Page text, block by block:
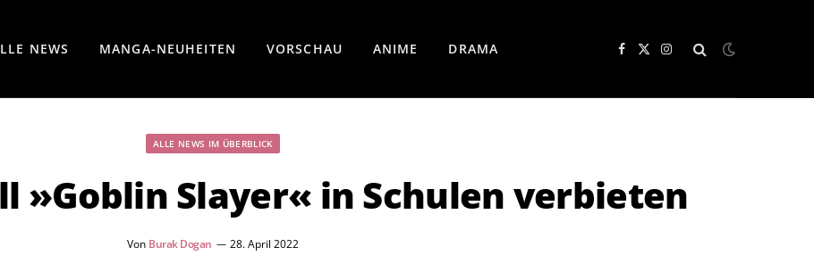
NEWS MANGA-NEUHEITEN VORSCHAU ANIME DRAMA Facebook
X
Instagram
ALLE NEWS IM ÜBERBLICK
»Goblin Slayer« in Schulen verbieten
Von Burak Dogan 28. April 2022